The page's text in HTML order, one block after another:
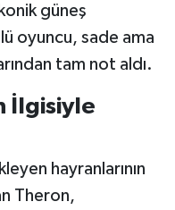
güneş
oyuncu, sade ama
tam not aldı.
İlgisiyle
hayranlarının
Theron,